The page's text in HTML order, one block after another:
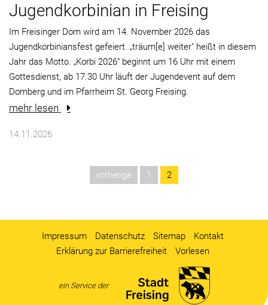
Jugendkorbinian in Freising
Im Freisinger Dom wird am 14. November 2026 das
Jugendkorbiniansfest gefeiert. „träum[e] weiter" heißt in diesem
Jahr das Motto. „Korbi 2026“ beginnt um 16 Uhr mit einem
Gottesdienst, ab 17.30 Uhr läuft der Jugendevent auf dem
Domberg und im Pfarrheim St. Georg Freising.
mehr lesen
14.11.2026
vorherige 1 2
Impressum Datenschutz Sitemap
Kontakt
Erklärung zur Barrierefreiheit
Vorlesen
ein Service der